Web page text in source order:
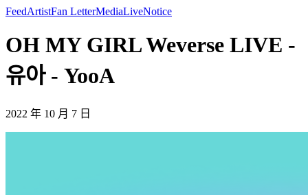
FeedArtistFan LetterMediaLiveNotice
OH MY GIRL Weverse LIVE -
유아 - YooA
2022 年 10 月 7 日